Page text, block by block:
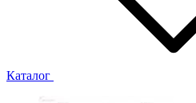
Каталог